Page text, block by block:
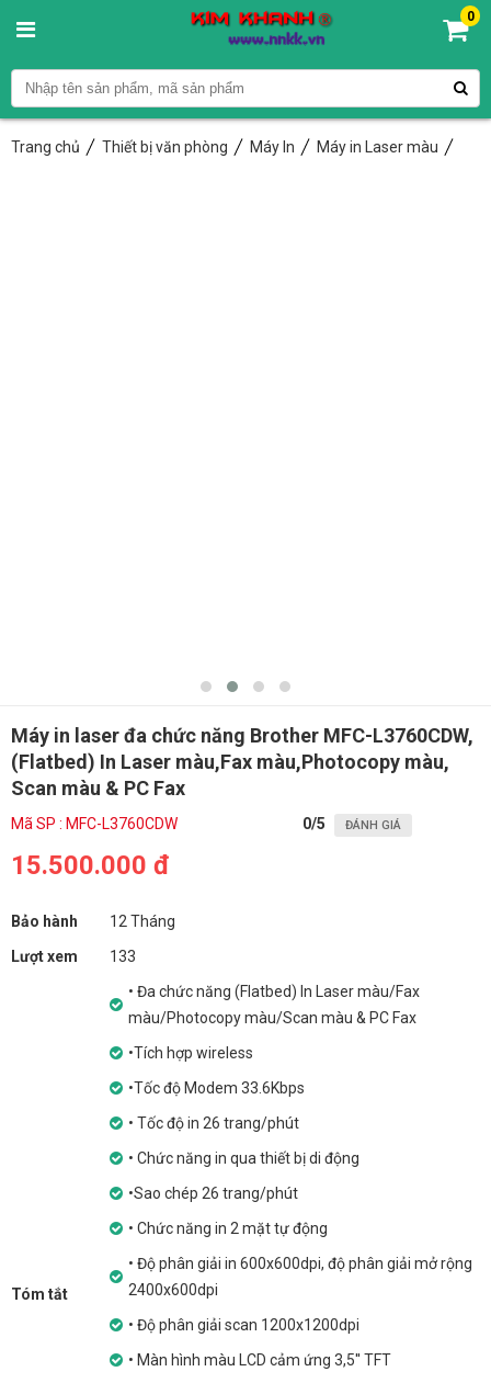
0
Trang chủ Thiết bị văn phòng Máy In Máy in Laser màu
Máy in laser đa chức năng Brother MFC-L3760CDW,
(Flatbed) In Laser màu,Fax màu,Photocopy màu,
Scan màu & PC Fax
Mã SP : MFC-L3760CDW 0/5 ĐÁNH GIÁ
15.500.000 đ
Bảo hành
12 Tháng
Lượt xem
133
Tóm tắt
• Đa chức năng (Flatbed) In Laser màu/Fax
màu/Photocopy màu/Scan màu & PC Fax
•Tích hợp wireless
•Tốc độ Modem 33.6Kbps
• Tốc độ in 26 trang/phút
• Chức năng in qua thiết bị di động
•Sao chép 26 trang/phút
• Chức năng in 2 mặt tự động
• Độ phân giải in 600x600dpi, độ phân giải mở rộng
2400x600dpi
• Độ phân giải scan 1200x1200dpi
• Màn hình màu LCD cảm ứng 3,5'' TFT